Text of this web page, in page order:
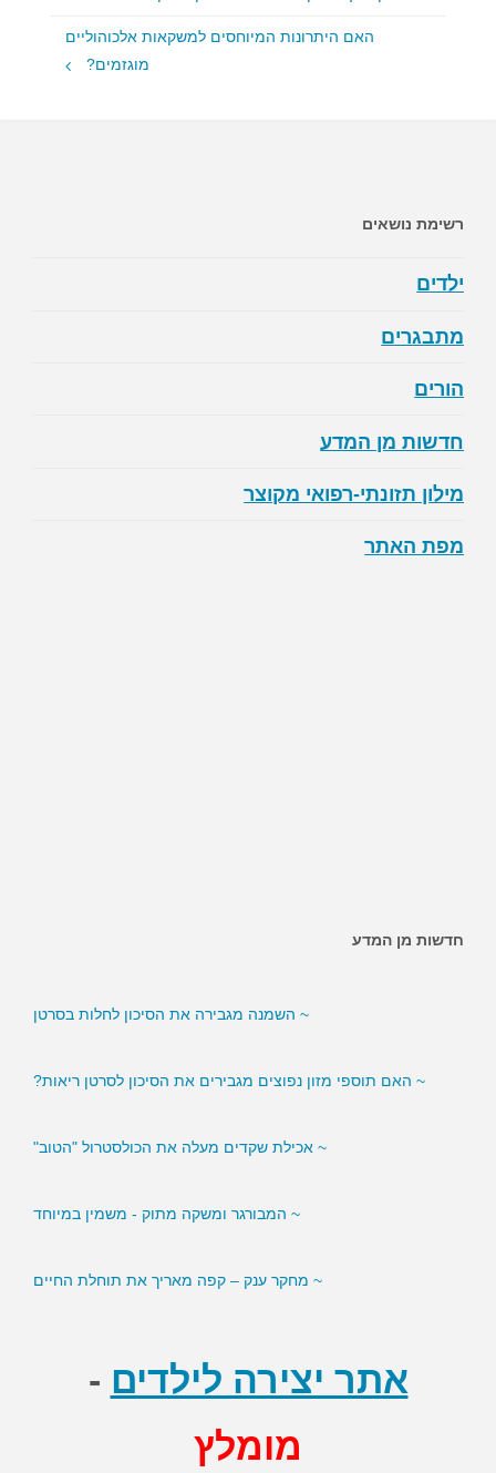
האם היתרונות המיוחסים למשקאות אלכוהוליים
מוגזמים?
רשימת נושאים
ילדים
מתבגרים
הורים
חדשות מן המדע
מילון תזונתי-רפואי מקוצר
מפת האתר
חדשות מן המדע
~ האם ממתיקים מלאכותיים מגבירים את הסיכון לסוכרת?
~ השמנה מגבירה את הסיכון לחלות בסרטן
~ האם תוספי מזון נפוצים מגבירים את הסיכון לסרטן ריאות?
~ אכילת שקדים מעלה את הכולסטרול "הטוב"
~ מחקר ענק – קפה מאריך את תוחלת החיים
אתר יצירה לילדים -
מומלץ